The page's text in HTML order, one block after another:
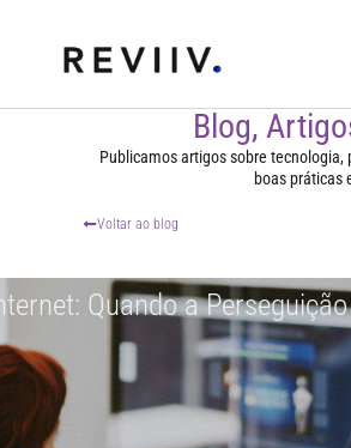
Blog,
Publicamos artigos sobre
boas práticas
Voltar ao blog
Quando a